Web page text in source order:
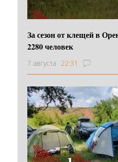
За сезон от клещей в
2280 человек
7 августа 22:31